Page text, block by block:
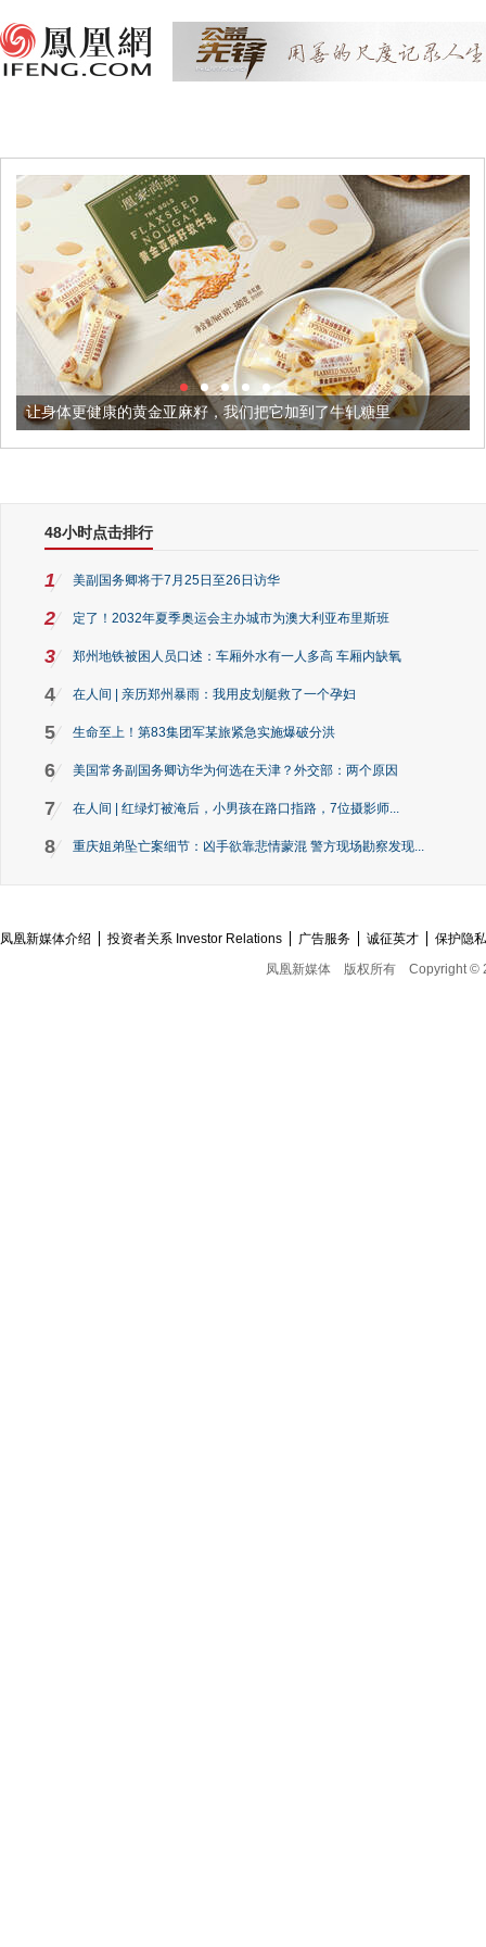
让身体更健康的黄金亚麻籽，我们把它加到了牛轧糖里
48小时点击排行
1 美副国务卿将于7月25日至26日访华
2 定了！2032年夏季奥运会主办城市为澳大利亚布里斯班
3 郑州地铁被困人员口述：车厢外水有一人多高 车厢内缺氧
4 在人间 | 亲历郑州暴雨：我用皮划艇救了一个孕妇
5 生命至上！第83集团军某旅紧急实施爆破分洪
6 美国常务副国务卿访华为何选在天津？外交部：两个原因
7 在人间 | 红绿灯被淹后，小男孩在路口指路，7位摄影师...
8 重庆姐弟坠亡案细节：凶手欲靠悲情蒙混 警方现场勘察发现...
凤凰新媒体介绍 投资者关系 Investor Relations 广告服务 诚征英才
保护隐
凤凰新媒体
版权所有 Copyright ©